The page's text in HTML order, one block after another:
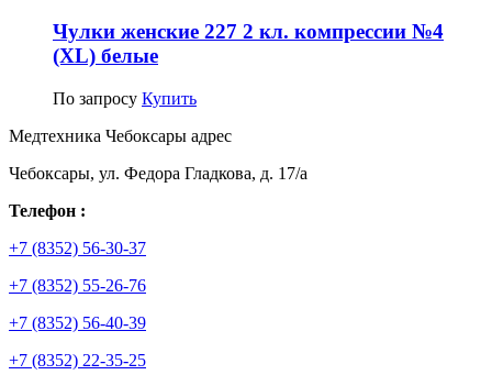
Чулки женские 227 2 кл. компрессии №4
(XL) белые
По запросу Купить
Медтехника Чебоксары адрес
Чебоксары, ул. Федора Гладкова, д. 17/а
Телефон :
+7 (8352) 56-30-37
+7 (8352) 55-26-76
+7 (8352) 56-40-39
+7 (8352) 22-35-25